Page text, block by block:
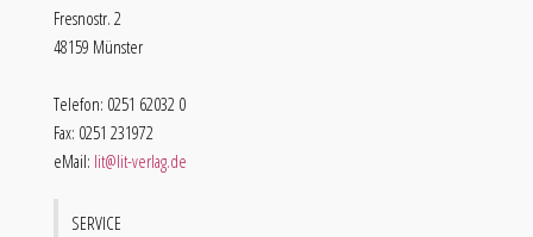
Fresnostr. 2
48159 Münster
Telefon: 0251 62032 0
Fax: 0251 231972
eMail: lit@lit-verlag.de
SERVICE